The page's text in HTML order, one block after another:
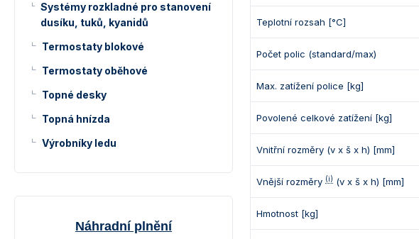
Systémy rozkladné pro stanovení
dusíku, tuků, kyanidů
Termostaty blokové
Termostaty oběhové
Topné desky
Topná hnízda
Výrobníky ledu
Náhradní plnění
Teplotní rozsah [°C]
Počet polic (standard/max)
Max. zatížení police [kg]
Povolené celkové zatížení [kg]
Vnitřní rozměry (v x š x h) [mm]
Vnější rozměry (i) (v x š x h) [mm]
Hmotnost [kg]